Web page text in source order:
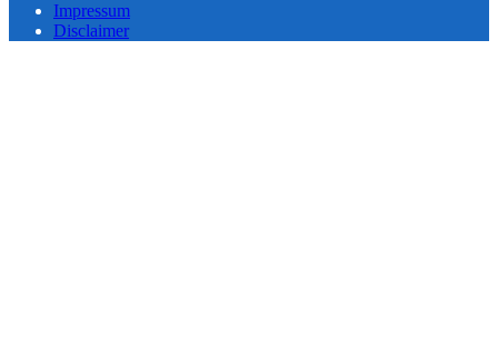
Impressum
Disclaimer